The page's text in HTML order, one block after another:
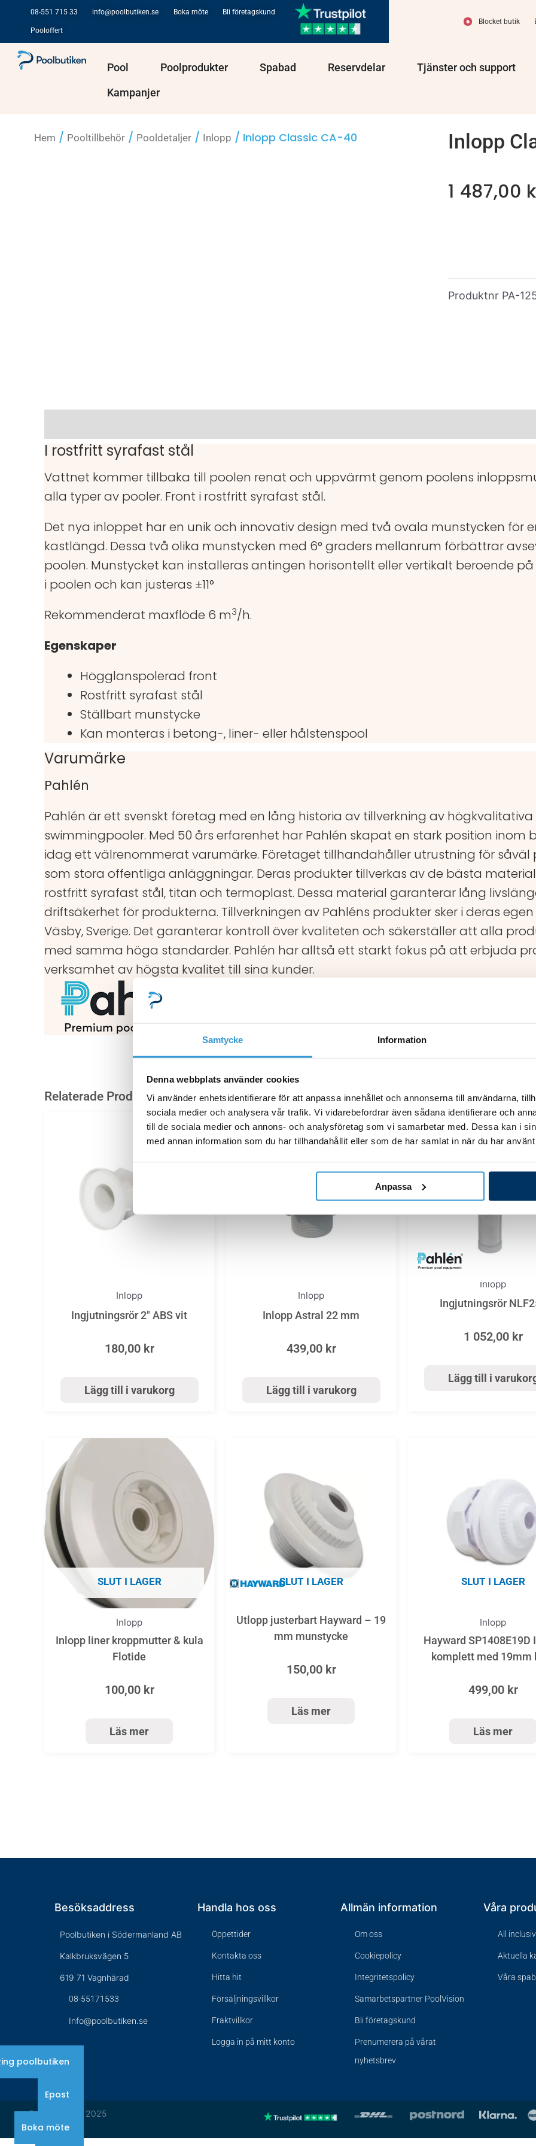
Samtycke Information
Denna webbplats använder cookies
Vi använder enhetsidentifierare för att anpassa innehållet och annonserna till användarna,
sociala medier och analysera vår trafik. Vi vidarebefordrar även sådana identifierare och
till de sociala medier och annons- och analysföretag som vi samarbetar med. Dessa kan i
med annan information som du har tillhandahållit eller som de har samlat in när du har
Anpassa
innehåll
08-551 715 33 info@poolbutiken.se Boka möte Bli företagskund
Pooloffert
Blocket butik
Pool Öppna PoolPoolprodukter Öppna Poolprodukter
Spabad Öppna Spabad
Reservdelar Öppna Reservdelar
Tjänster och support
Kampanjer
Hem / Pooltillbehör/ Pooldetaljer/ Inlopp / Inlopp Classic CA-40 Inlopp
1 487,00
Produktnr PA-
I rostfritt syrafast stål
Vattnet kommer tillbaka till poolen renat och uppvärmt genom poolens
alla typer av pooler. Front i rostfritt syrafast stål.
Det nya inloppet har en unik och innovativ design med två ovala munstycken för
kastlängd. Dessa två olika munstycken med 6° graders mellanrum förbättrar
poolen. Munstycket kan installeras antingen horisontellt eller vertikalt beroende
i poolen och kan justeras ±11°
Rekommenderat maxflöde 6 m3/h.
Egenskaper
Högglanspolerad front
Rostfritt syrafast stål
Ställbart munstycke
Kan monteras i betong-, liner- eller hålstenspool
Varumärke
Pahlén
Pahlén är ett svenskt företag med en lång historia av tillverkning av
swimmingpooler. Med 50 års erfarenhet har Pahlén skapat en stark position inom
idag ett välrenommerat varumärke. Företaget tillhandahåller utrustning för såväl
som stora offentliga anläggningar. Deras produkter tillverkas av de bästa
rostfritt syrafast stål, titan och termoplast. Dessa material garanterar lång
driftsäkerhet för produkterna. Tillverkningen av Pahléns produkter sker i deras
Väsby, Sverige. Det garanterar kontroll över kvaliteten och säkerställer att alla
med samma höga standarder. Pahlén har alltså ett starkt fokus på att erbjuda
verksamhet av högsta kvalitet till sina kunder.
Relaterade Produkter
Inlopp
Ingjutningsrör 2″ ABS vit
180,00 kr
Lägg till i varukorg
Inlopp
Inlopp Astral 22 mm
439,00 kr
Lägg till i varukorg
Inlopp
Ingjutningsrör
1 052,00 kr
Lägg till i
SLUT I LAGER
Inlopp
Inlopp liner kroppmutter & kula
Flotide
100,00 kr
Läs mer
SLUT I LAGER
Utlopp justerbart Hayward – 19
mm munstycke
150,00 kr
Läs mer
SLUT I LAGER
Inlopp
Hayward SP1408E19D
komplett med 19mm
499,00 kr
Läs mer
Besöksaddress
Poolbutiken i Södermanland AB
Kalkbruksvägen 5
619 71 Vagnhärad
08-55171533
Info@poolbutiken.se
Handla hos oss
Öppettider
Kontakta oss
Hitta hit
Försäljningsvillkor
Fraktvillkor
Logga in på mitt konto
Allmän information
Om oss
Cookiepolicy
Integritetspolicy
Samarbetspartner PoolVision
Bli företagskund
Prenumerera på vårat
nyhetsbrev
Våra
All
Aktuella
Våra
© Poolbutiken 2025
poolbutiken
Epost
Boka möte